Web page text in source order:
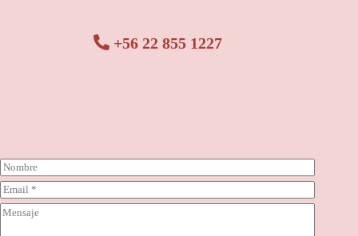
+56 22 855 1227
N
o
m
b
r
C
o
r
C